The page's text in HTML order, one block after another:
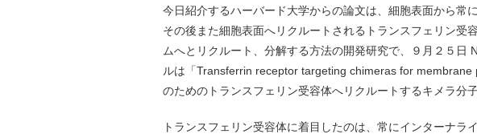
今日紹介するハーバード大学からの論文は、細胞表面から常
その後また細胞表面へリクルートされるトランスフェリン受
ムへとリクルート、分解する方法の開発研究で、９月２５日
ルは「Transferrin receptor targeting chimeras for
のためのトランスフェリン受容体へリクルートするキメラ分子
トランスフェリン受容体に着目したのは、常にインターナラ